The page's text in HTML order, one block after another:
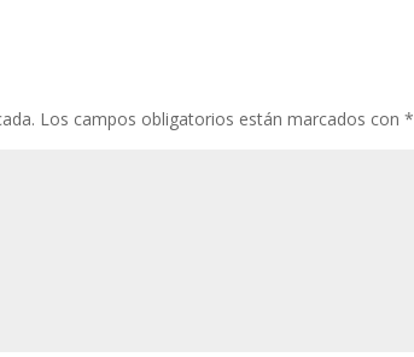
Los campos obligatorios están marcados con*